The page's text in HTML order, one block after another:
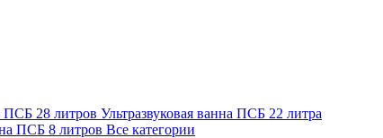
ПСБ 28 литров Ультразвуковая ванна ПСБ 22 литра
ПСБ 8 литров Все категории